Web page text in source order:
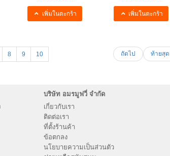
สินค้าหมด
เพิ่มในตะกร้า
สินค้าหมด
เพิ่มในตะกร้า
8 9 10 ถัดไป ท้ายสุด
บริษัท อมรมูฟวี่ จำกัด
เกี่ยวกับเรา
ติดต่อเรา
ที่ตั้งร้านค้า
ข้อตกลง